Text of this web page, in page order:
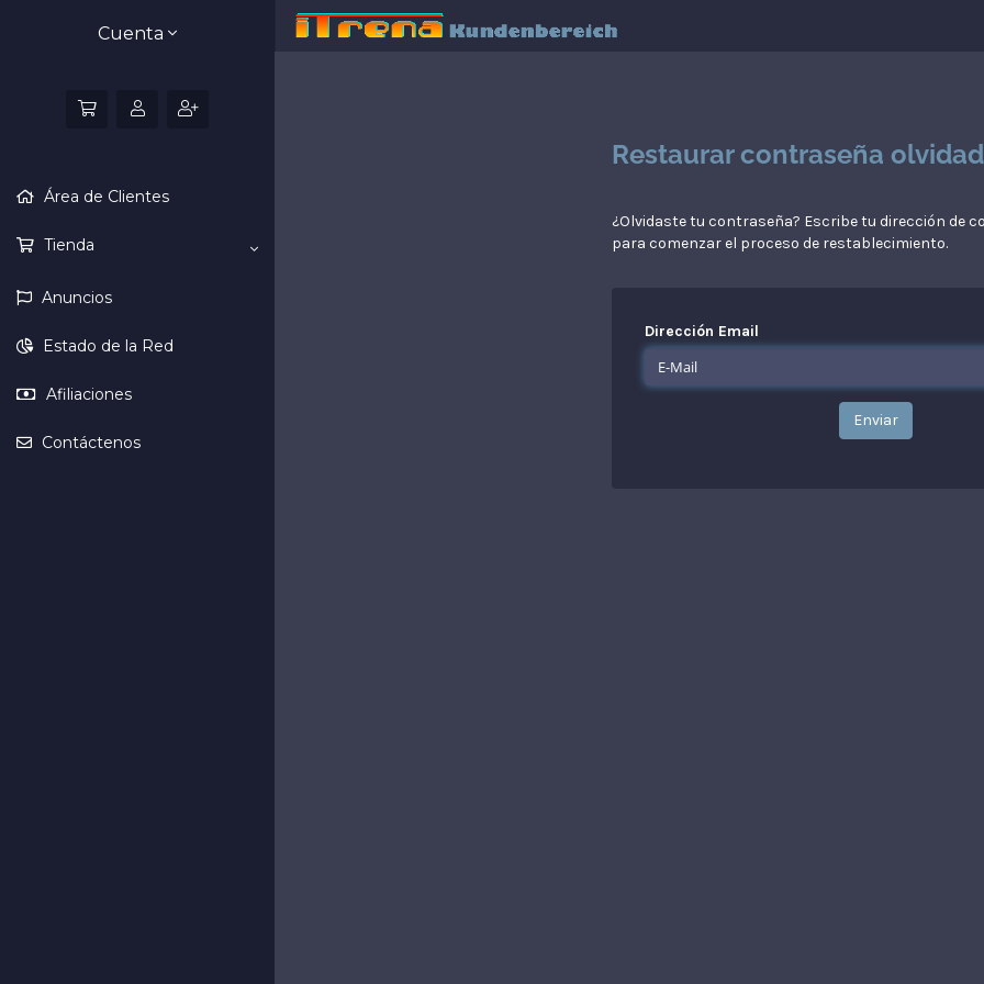
Cuenta
Área de Clientes
Tienda
Anuncios
Estado de la Red
Afiliaciones
Contáctenos
Restaurar contraseña
¿Olvidaste tu contraseña? Escribe tu dirección de
para comenzar el proceso de restablecimiento.
Dirección Email
Enviar